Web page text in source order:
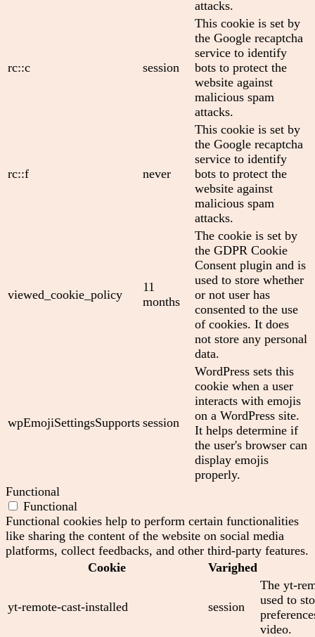
attacks.
rc::c session
This cookie is set by
the Google recaptcha
service to identify
bots to protect the
website against
malicious spam
attacks.
rc::f never
This cookie is set by
the Google recaptcha
service to identify
bots to protect the
website against
malicious spam
attacks.
viewed_cookie_policy
11
months
The cookie is set by
the GDPR Cookie
Consent plugin and is
used to store whether
or not user has
consented to the use
of cookies. It does
not store any personal
data.
wpEmojiSettingsSupports session
WordPress sets this
cookie when a user
interacts with emojis
on a WordPress site.
It helps determine if
the user's browser can
display emojis
properly.
Functional
Functional
Functional cookies help to perform certain functionalities
like sharing the content of the website on social media
platforms, collect feedbacks, and other third-party features.
Cookie
Varighed
yt-remote-cast-installed session
The yt-
used to
video.